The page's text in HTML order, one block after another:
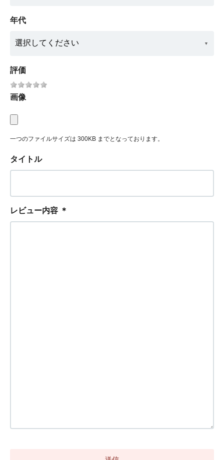
年代
評価
画像
一つのファイルサイズは 300KB までとなっております。
タイトル
レビュー内容 ＊